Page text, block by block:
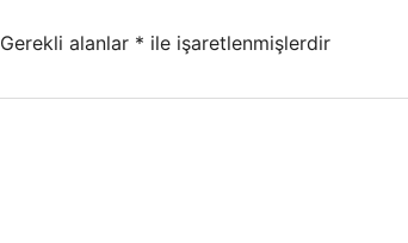
Gerekli alanlar * ile işaretlenmişlerdir